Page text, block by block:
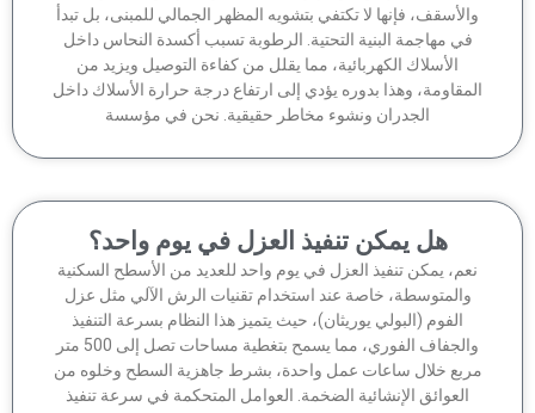
فإنها لا تكتفي بتشويه المظهر الجمالي للمبنى، بل تبدأ
في مهاجمة البنية التحتية. الرطوبة تسبب أكسدة النحاس داخل
الأسلاك الكهربائية، مما يقلل من كفاءة التوصيل ويزيد من
وهذا بدوره يؤدي إلى ارتفاع درجة حرارة الأسلاك داخل
الجدران ونشوء مخاطر حقيقية. نحن في مؤسسة
هل يمكن تنفيذ العزل في يوم واحد؟
يمكن تنفيذ العزل في يوم واحد للعديد من الأسطح السكنية
والمتوسطة، خاصة عند استخدام تقنيات الرش الآلي مثل عزل
الفوم (البولي يوريثان)، حيث يتميز هذا النظام بسرعة التنفيذ
والجفاف الفوري، مما يسمح بتغطية مساحات تصل إلى 500 متر
خلال ساعات عمل واحدة، بشرط جاهزية السطح وخلوه من
العوائق الإنشائية الضخمة. العوامل المتحكمة في سرعة تنفيذ